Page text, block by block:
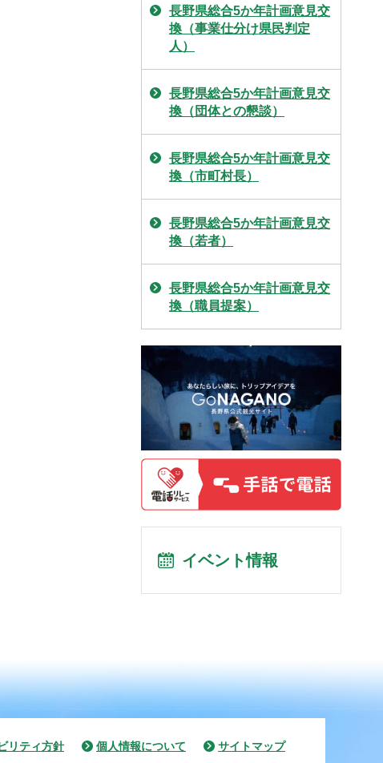
長野県総合5か年計画意見交
換（事業仕分け県民判定
人）
長野県総合5か年計画意見交
換（団体との懇談）
長野県総合5か年計画意見交
換（市町村長）
長野県総合5か年計画意見交
換（若者）
長野県総合5か年計画意見交
換（職員提案）
イベント情報
リティ方針 個人情報について サイトマップ